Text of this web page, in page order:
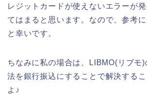
レジットカードが使えないエラーが
てはまると思います。なので、参考
と幸いです。
ちなみに私の場合は、LIBMO(リブモ
法を銀行振込にすることで解決する
よ♪